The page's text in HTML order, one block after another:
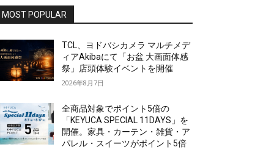
MOST POPULAR
TCL、ヨドバシカメラ マルチメデ
ィアAkibaにて「お盆 大画面体感
祭」店頭体験イベントを開催
2026年8月7日
全商品対象でポイント5倍の
「KEYUCA SPECIAL 11DAYS」を
開催。家具・カーテン・雑貨・ア
パレル・スイーツがポイント5倍